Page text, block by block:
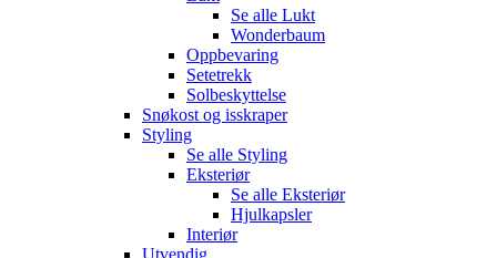
Se alle Lukt
Wonderbaum
Oppbevaring
Setetrekk
Solbeskyttelse
Snøkost og isskraper
Styling
Se alle Styling
Eksteriør
Se alle Eksteriør
Hjulkapsler
Interiør
Utvendig